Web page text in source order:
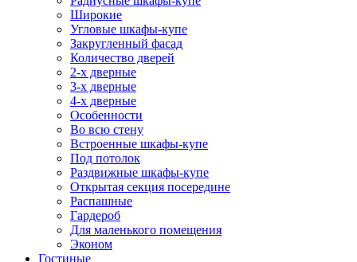
Широкие
Угловые шкафы-купе
Закругленный фасад
Количество дверей
2-х дверные
3-х дверные
4-х дверные
Особенности
Во всю стену
Встроенные шкафы-купе
Под потолок
Раздвижные шкафы-купе
Открытая секция посередине
Распашные
Гардероб
Для маленького помещения
Эконом
Гостиные